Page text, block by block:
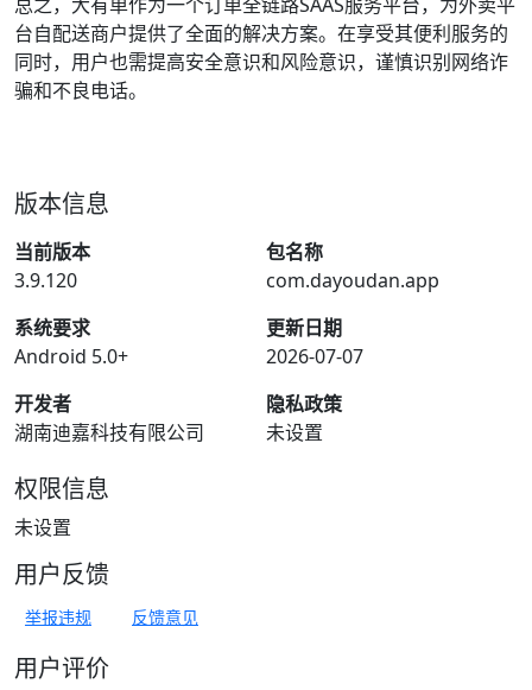
台自配送商户提供了全面的解决方案。在享受其便利服务的
同时，用户也需提高安全意识和风险意识，谨慎识别网络诈
骗和不良电话。
版本信息
当前版本
3.9.120
包名称
com.dayoudan.app
系统要求
Android 5.0+
更新日期
2026-07-07
开发者
湖南迪嘉科技有限公司
隐私政策
未设置
权限信息
未设置
用户反馈
举报违规 反馈意见
用户评价